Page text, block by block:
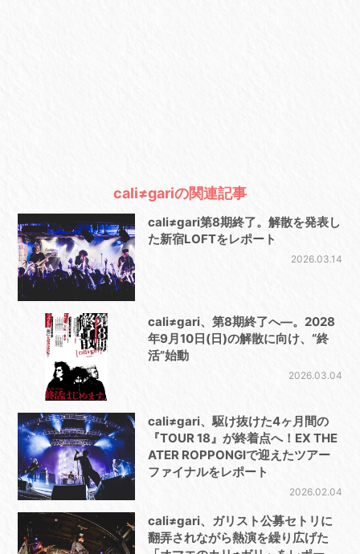
cali≠gariの関連記事
cali≠gari第8期終了。解散を発表し
た新宿LOFTをレポート
2026.03.14
cali≠gari、第8期終了へ—。2028
年9月10日(日)の解散に向け、“終
活”始動
2026.03.04
cali≠gari、駆け抜けた4ヶ月間の
『TOUR 18』が終着点へ！EX THE
ATER ROPPONGIで迎えたツアー
ファイナルをレポート
2026.02.04
cali≠gari、ガリスト公募セトリに
翻弄されながら熱演を繰り広げた